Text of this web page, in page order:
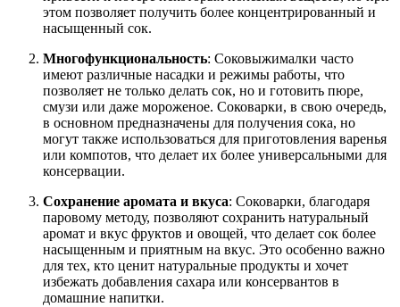
этом позволяет получить более концентрированный и
насыщенный сок.
Многофункциональность: Соковыжималки часто
имеют различные насадки и режимы работы, что
позволяет не только делать сок, но и готовить пюре,
смузи или даже мороженое. Соковарки, в свою очередь,
в основном предназначены для получения сока, но
могут также использоваться для приготовления варенья
или компотов, что делает их более универсальными для
консервации.
Сохранение аромата и вкуса: Соковарки, благодаря
паровому методу, позволяют сохранить натуральный
аромат и вкус фруктов и овощей, что делает сок более
насыщенным и приятным на вкус. Это особенно важно
для тех, кто ценит натуральные продукты и хочет
избежать добавления сахара или консервантов в
домашние напитки.